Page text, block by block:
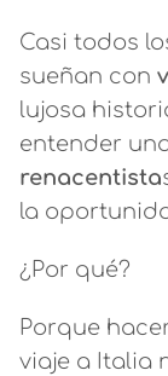
Casi todos
sueñan con
lujosa
entender
renacentista
la
¿Por qué?
Porque
viaje a Italia